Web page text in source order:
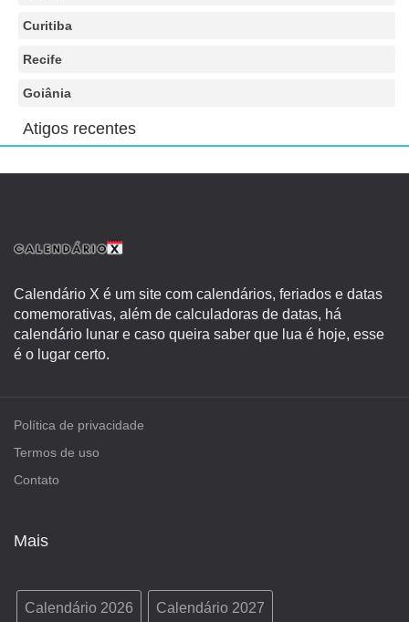
Curitiba
Recife
Goiânia
Atigos recentes
Calendário X é um site com calendários, feriados e datas
comemorativas, além de calculadoras de datas, há
calendário lunar e caso queira saber que lua é hoje, esse
é o lugar certo.
Política de privacidade
Termos de uso
Contato
Mais
Calendário 2026 Calendário 2027